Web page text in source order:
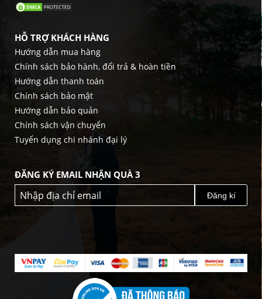
HỖ TRỢ KHÁCH HÀNG
Hướng dẫn mua hàng
Chính sách bảo hành, đổi trả & hoàn tiền
Hướng dẫn thanh toán
Chính sách bảo mật
Hướng dẫn bảo quản
Chính sách vận chuyển
Tuyển dụng chi nhánh đại lý
ĐĂNG KÝ EMAIL NHẬN QUÀ 3
Đăng kí